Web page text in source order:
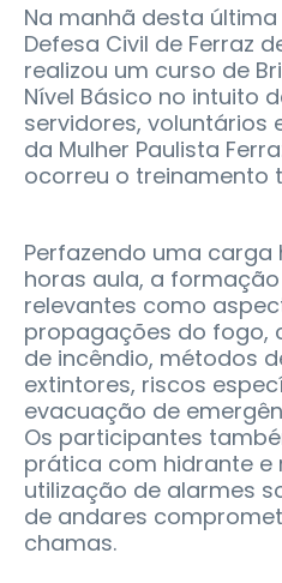
Na manhã desta
Defesa Civil de Ferraz
realizou um curso de
Nível Básico no intuito
servidores, voluntários
da Mulher Paulista
ocorreu o treinamento
Perfazendo uma
horas aula, a
relevantes como
propagações do fogo,
de incêndio, métodos
extintores, riscos
evacuação de
Os participantes
prática com hidrante e
utilização de alarmes
de andares
chamas.